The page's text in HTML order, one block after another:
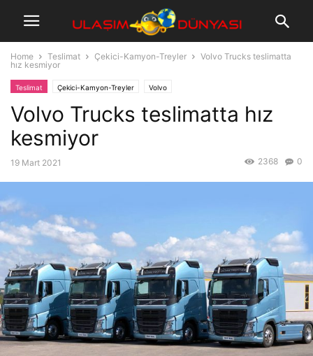
Home Teslimat Çekici-Kamyon-Treyler
Volvo Trucks teslimatta
hız kesmiyor
Teslimat Çekici-Kamyon-Treyler Volvo
Volvo Trucks teslimatta hız
kesmiyor
19 Mart 2021 0
2368